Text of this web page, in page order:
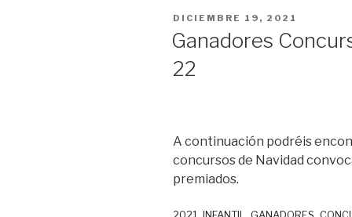
PUBLICADO
DICIEMBRE 19, 2021
Ganadores
22
A continuación podréis
concursos de Navidad
premiados.